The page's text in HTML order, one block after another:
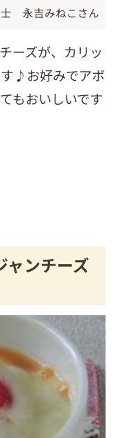
士 永吉みねこさん
ーズが、カリッ
♪お好みでアボ
もおいしいです
ャンチーズ